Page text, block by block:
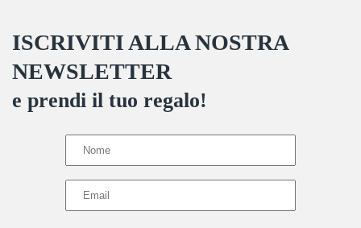
ISCRIVITI ALLA NOSTRA
NEWSLETTER
e prendi il tuo regalo!